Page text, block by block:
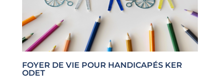
FOYER DE VIE POUR HANDICAPÉS KER
ODET